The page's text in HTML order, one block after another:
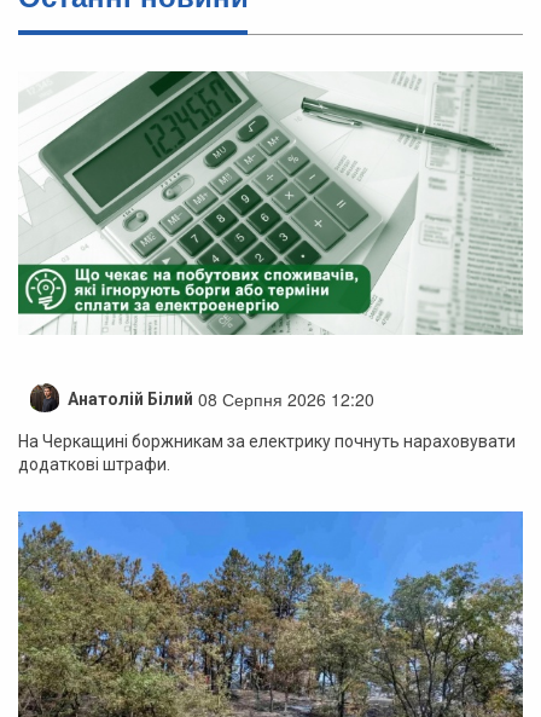
Анатолій Білий 08 Серпня 2026 12:20
На Черкащині боржникам за електрику почнуть нараховувати
додаткові штрафи.